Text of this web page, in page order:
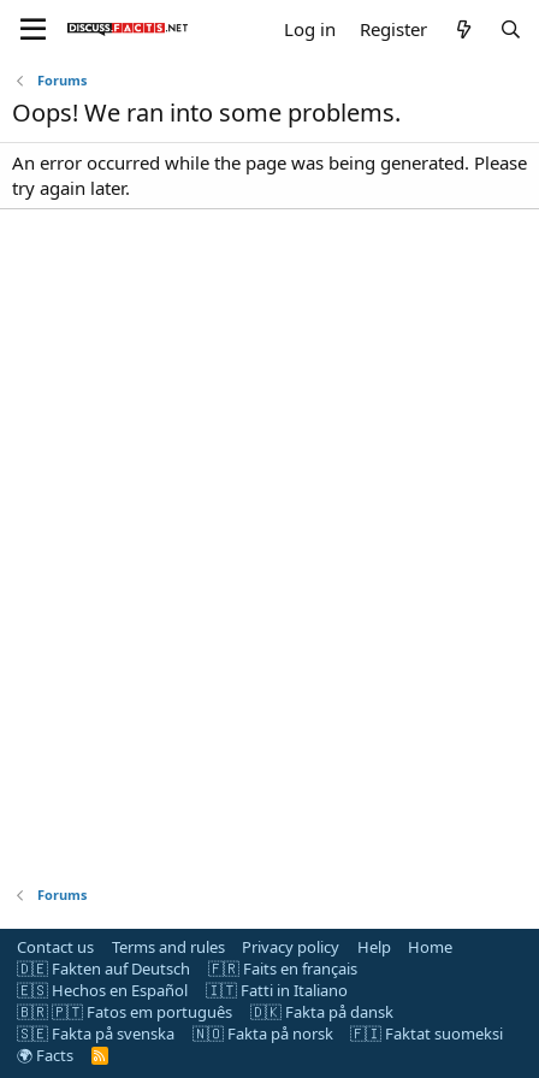
Log in Register
Forums
Oops! We ran into some problems.
An error occurred while the page was being generated. Please
try again later.
Forums
Contact us Terms and rules Privacy policy Help
Home
🇩🇪 Fakten auf Deutsch
🇫🇷 Faits en français
🇪🇸 Hechos en Español
🇮🇹 Fatti in Italiano
🇧🇷 🇵🇹 Fatos em português
🇩🇰 Fakta på dansk
🇸🇪 Fakta på svenska
🇳🇴 Fakta på norsk
🇫🇮 Faktat suomeksi
🌍 Facts
R